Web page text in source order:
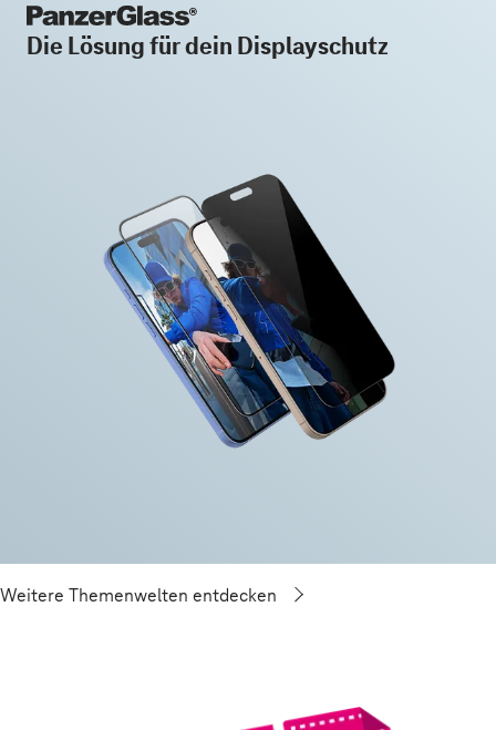
Die Lösung für dein Displayschutz
Weitere Themenwelten entdecken